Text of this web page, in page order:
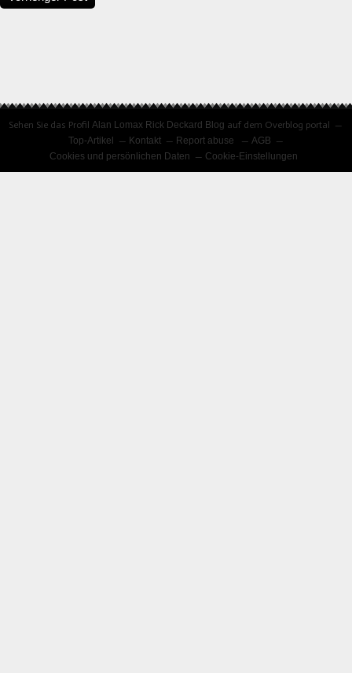
Sehen Sie das ProfilAlan Lomax Rick Deckard Blog auf dem Overblog portal
Top-Artikel
Kontakt Report abuse
AGB
Cookies und persönlichen Daten
Cookie-Einstellungen